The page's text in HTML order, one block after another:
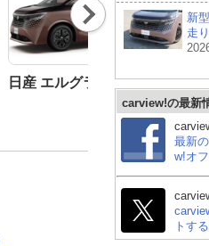
日産 エルグランド スズ
Nex
t
新
走
carview!の最新
最新
w!オ
トす